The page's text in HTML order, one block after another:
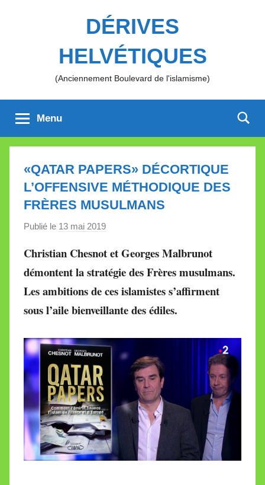
DÉRIVES
HELVÉTIQUES
(Anciennement Boulevard de l'islamisme)
Menu
«QATAR PAPERS» DÉCORTIQUE
L’OFFENSIVE MÉTHODIQUE DES
FRÈRES MUSULMANS
Publié le 13 mai 2019
r
M
i
l
a
l
l
e
Christian Chesnot et Georges Malbrunot
démontent la stratégie des Frères musulmans.
Les ambitions de ces islamistes s’affirment
sous l’aile bienveillante des édiles.